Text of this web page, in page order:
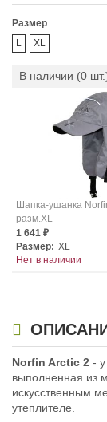
Размер
L
XL
В наличии (0
Шапка-ушанка
разм.XL
1 641 ₽
Размер: XL
Нет в наличии
Norfin Arctic 2 -
выполненная из
искусственным
утеплителе.